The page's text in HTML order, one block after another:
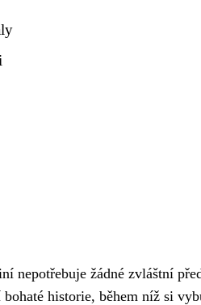
nepotřebuje žádné zvláštní
historie, během níž si